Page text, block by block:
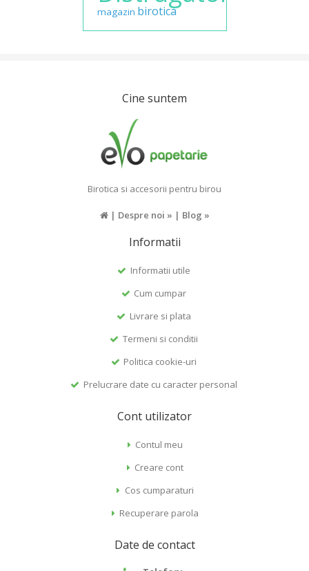
magazin birotica
Cine suntem
Birotica si accesorii pentru birou
| Despre noi » | Blog »
Informatii
Informatii utile
Cum cumpar
Livrare si plata
Termeni si conditii
Politica cookie-uri
Prelucrare date cu caracter personal
Cont utilizator
Contul meu
Creare cont
Cos cumparaturi
Recuperare parola
Date de contact